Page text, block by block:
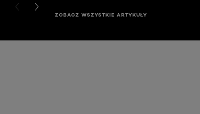
PREVIOUS CARD
NEXT CARD
ZOBACZ WSZYSTKIE ARTYKUŁY